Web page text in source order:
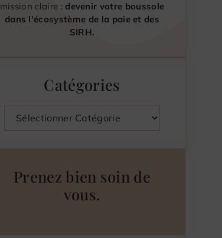
mission claire : devenir votre boussole
dans l'écosystème de la paie et des
SIRH.
Catégories
Catégories
Prenez bien soin de
vous.